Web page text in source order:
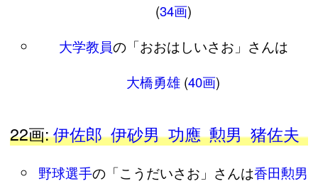
(34画)
大学教員の「おおはしいさお」さんは
大橋勇雄 (40画)
22画:伊佐郎 伊砂男 功應 勲男 猪佐夫
野球選手の「こうだいさお」さんは香田勲男